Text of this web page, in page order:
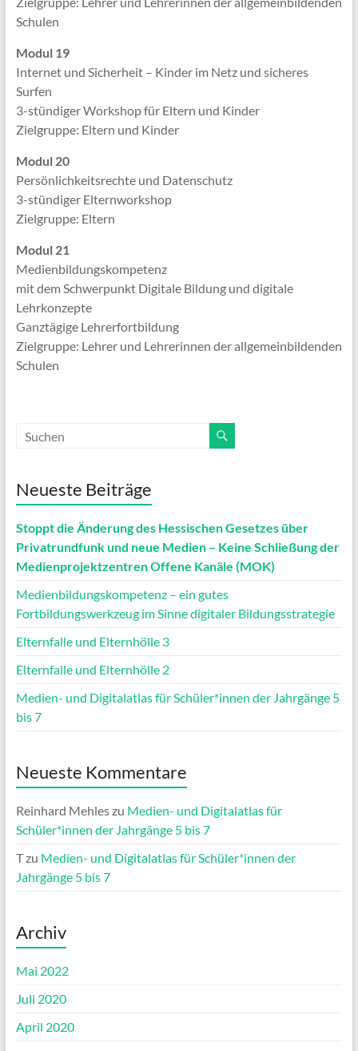
Schulen
Modul 19
Internet und Sicherheit – Kinder im Netz und sicheres
Surfen
3-stündiger Workshop für Eltern und Kinder
Zielgruppe: Eltern und Kinder
Modul 20
Persönlichkeitsrechte und Datenschutz
3-stündiger Elternworkshop
Zielgruppe: Eltern
Modul 21
Medienbildungskompetenz
mit dem Schwerpunkt Digitale Bildung und digitale
Lehrkonzepte
Ganztägige Lehrerfortbildung
Zielgruppe: Lehrer und Lehrerinnen der allgemeinbildenden
Schulen
Neueste Beiträge
Stoppt die Änderung des Hessischen Gesetzes über
Privatrundfunk und neue Medien – Keine Schließung der
Medienprojektzentren Offene Kanäle (MOK)
Medienbildungskompetenz – ein gutes
Fortbildungswerkzeug im Sinne digitaler Bildungsstrategie
Elternfalle und Elternhölle 3
Elternfalle und Elternhölle 2
Medien- und Digitalatlas für Schüler*innen der Jahrgänge 5
bis 7
Neueste Kommentare
Reinhard Mehleszu Medien- und Digitalatlas für
Schüler*innen der Jahrgänge 5 bis 7
Tzu Medien- und Digitalatlas für Schüler*innen der
Jahrgänge 5 bis 7
Archiv
Mai 2022
Juli 2020
April 2020